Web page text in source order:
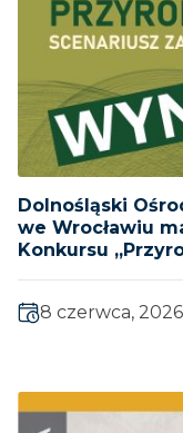
Dolnośląski
we Wrocławiu
Konkursu
8 czerwca, 2026